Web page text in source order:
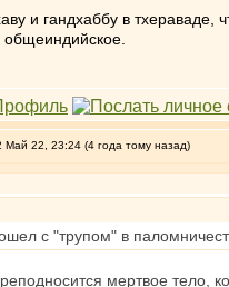
и гандхаббу в тхераваде,
общеиндийское.
Май 22, 23:24 (4 года тому назад)
с "трупом" в
мертвое тело,